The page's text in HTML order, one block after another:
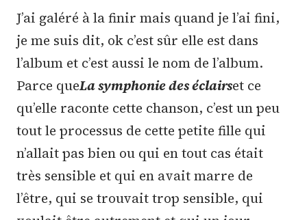
J’ai galéré à la finir mais quand je l’ai fini,
je me suis dit, ok c’est sûr elle est dans
l’album et c’est aussi le nom de l’album.
Parce queLa symphonie des éclairset ce
qu’elle raconte cette chanson, c’est un peu
tout le processus de cette petite fille qui
n’allait pas bien ou qui en tout cas était
très sensible et qui en avait marre de
l’être, qui se trouvait trop sensible, qui